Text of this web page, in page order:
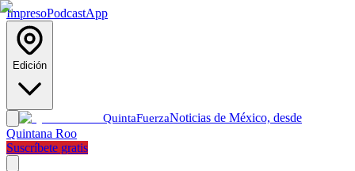
ImpresoPodcastApp
Edición
QuintaFuerzaNoticias de México, desde
Quintana Roo
Suscríbete gratis